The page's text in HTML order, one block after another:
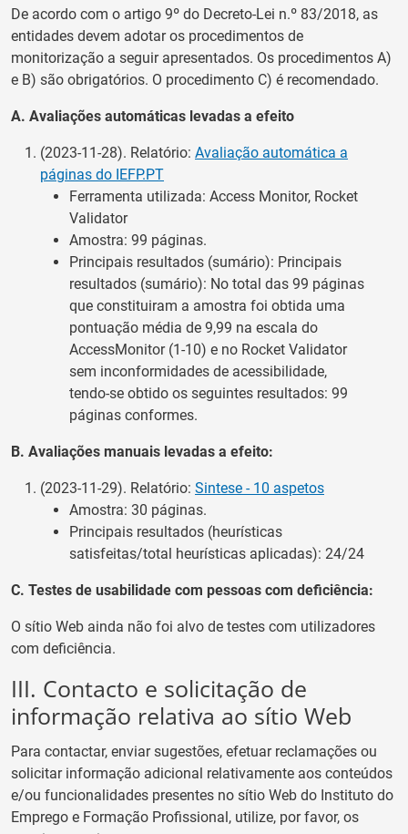
De acordo com o artigo 9º do Decreto-Lei n.º 83/2018, as
entidades devem adotar os procedimentos de
monitorização a seguir apresentados. Os procedimentos A)
e B) são obrigatórios. O procedimento C) é recomendado.
A. Avaliações automáticas levadas a efeito
(2023-11-28). Relatório: Avaliação automática a
páginas do IEFP.PT
Ferramenta utilizada: Access Monitor, Rocket
Validator
Amostra: 99 páginas.
Principais resultados (sumário): Principais
resultados (sumário): No total das 99 páginas
que constituiram a amostra foi obtida uma
pontuação média de 9,99 na escala do
AccessMonitor (1-10) e no Rocket Validator
sem inconformidades de acessibilidade,
tendo-se obtido os seguintes resultados: 99
páginas conformes.
B. Avaliações manuais levadas a efeito:
(2023-11-29). Relatório: Sintese - 10 aspetos
Amostra: 30 páginas.
Principais resultados (heurísticas
satisfeitas/total heurísticas aplicadas): 24/24
C. Testes de usabilidade com pessoas com deficiência:
O sítio Web ainda não foi alvo de testes com utilizadores
com deficiência.
III. Contacto e solicitação de
informação relativa ao sítio Web
Para contactar, enviar sugestões, efetuar reclamações ou
solicitar informação adicional relativamente aos conteúdos
e/ou funcionalidades presentes no sítio Web do Instituto do
Emprego e Formação Profissional, utilize, por favor, os